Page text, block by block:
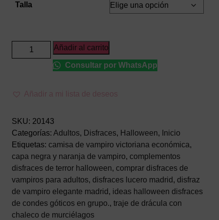
Talla
Disfraz
de
Bat
–
Traje
Elegante
Drácula
Capa
Bicolor
Añadir al carrito
Consultar por WhatsApp
Añadir a mi lista de deseos
SKU: 20143
Categorías: Adultos, Disfraces, Halloween, Inicio
Etiquetas: camisa de vampiro victoriana económica,
capa negra y naranja de vampiro, complementos
disfraces de terror halloween, comprar disfraces de
vampiros para adultos, disfraces lucero madrid , disfraz
de vampiro elegante madrid , ideas halloween disfraces
de condes góticos en grupo., traje de drácula con
chaleco de murciélagos